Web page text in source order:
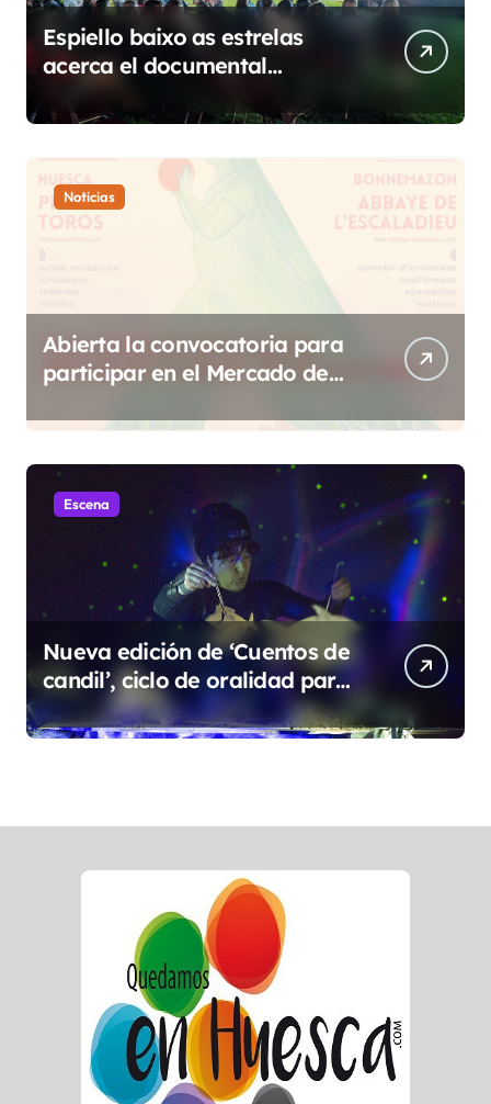
Espiello baixo as estrelas
acerca el documental
etnográfico a 14 localidades
de Sobrarbe
Noticias
Abierta la convocatoria para
participar en el Mercado de
Escena
Nueva edición de ‘Cuentos de
candil’, ciclo de oralidad para
la microrruralidad de la Hoya